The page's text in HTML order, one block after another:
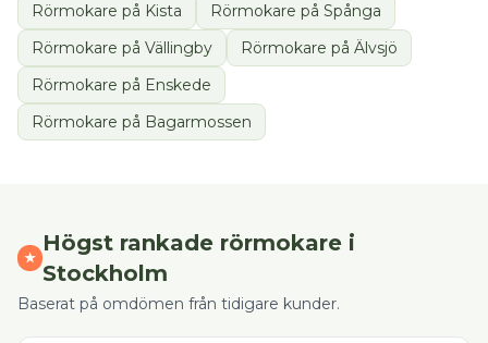
Rörmokare på Kista Rörmokare på Spånga
Rörmokare på Vällingby Rörmokare på Älvsjö
Rörmokare på Enskede
Rörmokare på Bagarmossen
★
Högst rankade rörmokare i
Stockholm
Baserat på omdömen från tidigare kunder.